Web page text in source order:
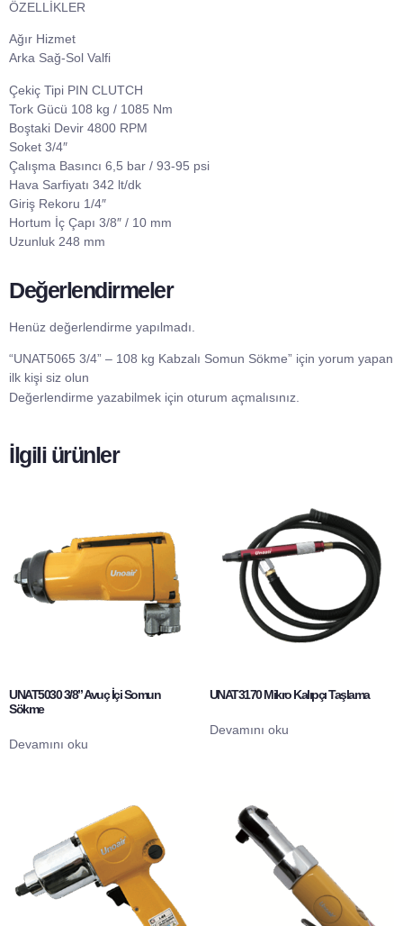
ÖZELLİKLER
Ağır Hizmet
Arka Sağ-Sol Valfi
Çekiç Tipi PIN CLUTCH
Tork Gücü 108 kg / 1085 Nm
Boştaki Devir 4800 RPM
Soket 3/4″
Çalışma Basıncı 6,5 bar / 93-95 psi
Hava Sarfiyatı 342 lt/dk
Giriş Rekoru 1/4″
Hortum İç Çapı 3/8″ / 10 mm
Uzunluk 248 mm
Değerlendirmeler
Henüz değerlendirme yapılmadı.
“UNAT5065 3/4” – 108 kg Kabzalı Somun Sökme” için yorum yapan
ilk kişi siz olun
Değerlendirme yazabilmek için oturum açmalısınız
İlgili ürünler
UNAT5030 3/8” Avuç İçi Somun
Sökme
Devamını oku
UNAT3170 Mikro Kalıpçı Taşlama
Devamını oku